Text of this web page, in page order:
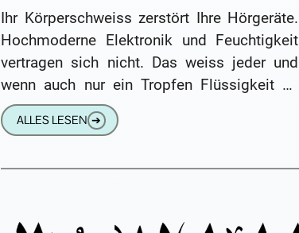
Ihr Körperschweiss zerstört Ihre Hörgeräte.
Hochmoderne Elektronik und Feuchtigkeit
vertragen sich nicht. Das weiss jeder und
wenn auch nur ein Tropfen Flüssigkeit an
das heißgeliebte Smartphone gelangt,
wischen wir das
ALLES LESEN ➔